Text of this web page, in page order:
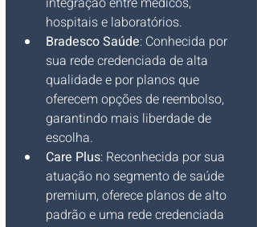
hospitais e laboratórios.
Bradesco Saúde: Conhecida por
sua rede credenciada de alta
qualidade e por planos que
oferecem opções de reembolso,
garantindo mais liberdade de
escolha.
Care Plus: Reconhecida por sua
atuação no segmento de saúde
premium, oferece planos de alto
padrão e uma rede credenciada